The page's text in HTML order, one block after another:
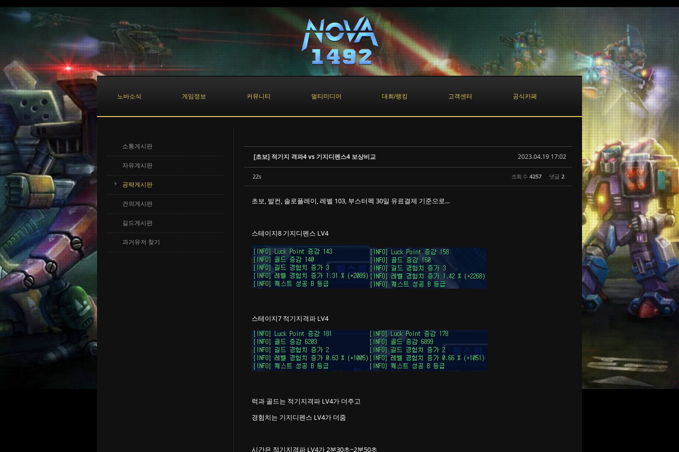
노바소식 게임정보 커뮤니티 멀티미디어 대회/랭킹 고객센터 공식카페
소통게시판
자유게시판
공략게시판
건의게시판
길드게시판
과거유저 찾기
2023.04.19 17:02
[초보] 적기지 격파4 vs 기지디펜스4 보상비교
22s 조회 수 4257 댓글 2
초보, 발컨, 솔로플레이, 레벨 103, 부스터펙 30일 유료결제 기준으로...
스테이지8 기지디펜스 LV4
스테이지7 적기지격파 LV4
럭과 골드는 적기지격파 LV4가 더주고
경험치는 기지디펜스 LV4가 더줌
시간은 적기지격파 LV4가 2분30초~2분50초
Sketchbook5, 스케치북5
Sketchbook5, 스케치북5